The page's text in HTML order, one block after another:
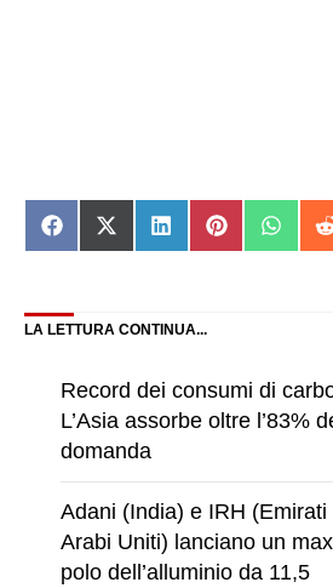
Share
on
Share
on
Share
on
Share
on
Share
on
LA LETTURA CONTINUA...
Record dei consumi di
L’Asia assorbe oltre l’83%
domanda
Adani (India) e IRH (Emirati
Arabi Uniti) lanciano un
polo dell’alluminio da 11,5